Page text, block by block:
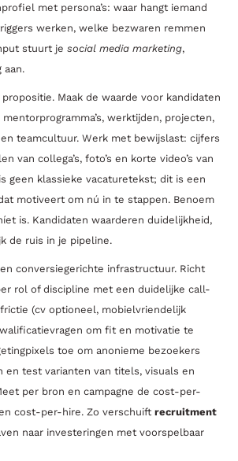
met persona’s: waar hangt iemand
werken, welke bezwaren remmen
stuurt je social media marketing,
aan.
Maak de waarde voor kandidaten
werktijden, projecten,
teamcultuur. Werk met bewijslast: cijfers
van collega’s, foto’s en korte video’s van
geen klassieke vacaturetekst; dit is een
motiveert om nú in te stappen. Benoem
is. Kandidaten waarderen duidelijkheid,
de ruis in je pipeline.
conversiegerichte infrastructuur. Richt
rol of discipline met een duidelijke call-
(cv optioneel, mobielvriendelijk
om fit en motivatie te
toe om anonieme bezoekers
en test varianten van titels, visuals en
per bron en campagne de cost-per-
cost-per-hire. Zo verschuift recruitment
naar investeringen met voorspelbaar